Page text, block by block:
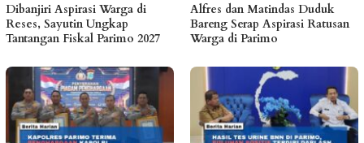
Dibanjiri Aspirasi Warga di
Reses, Sayutin Ungkap
Tantangan Fiskal Parimo 2027
Alfres dan Matindas Duduk
Bareng Serap Aspirasi Ratusan
Warga di Parimo